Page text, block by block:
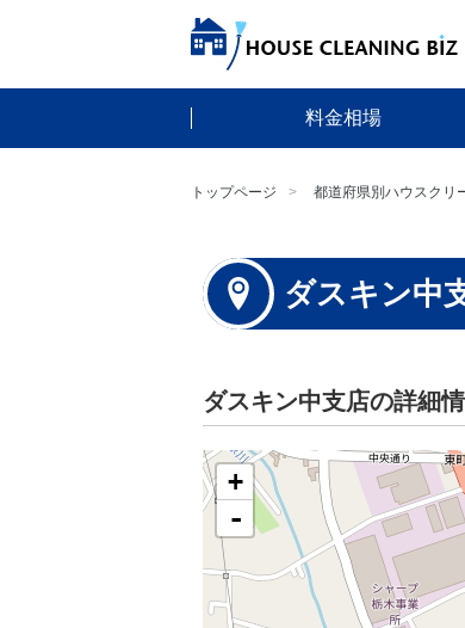
料金相場
トップページ 都道府県別ハウスクリ
ダスキン中
ダスキン中支店の詳細
+
-